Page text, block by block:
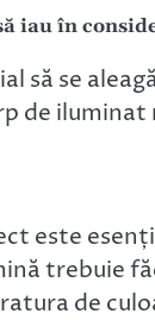
iau în
să se
de
este
trebuie
de